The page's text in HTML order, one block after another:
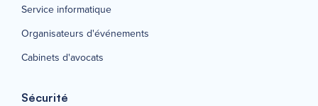
Service informatique
Organisateurs d'événements
Cabinets d'avocats
Sécurité